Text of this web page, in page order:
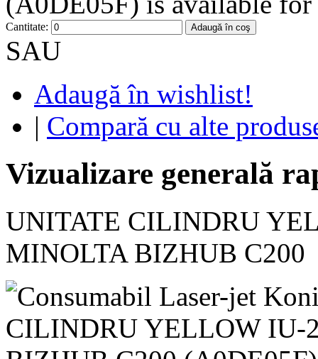
Cantitate: Adaugă în coş
SAU
Adaugă în wishlist!
| Compară cu alte
Vizualizare generală
UNITATE CILINDRU
MINOLTA BIZHUB C200